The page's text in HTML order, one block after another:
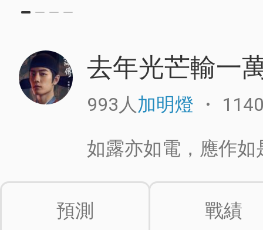
去年光芒輸一
993人加明燈 ・
如露亦如電，應作
預測 戰績